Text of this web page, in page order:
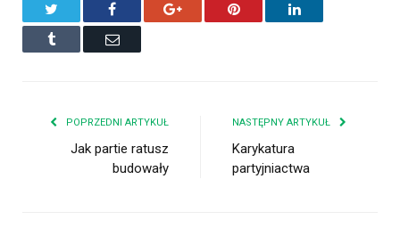
Facebook Google+ Pinterest LinkedIn
Tumblr Email
POPRZEDNI ARTYKUŁ
Jak partie ratusz
budowały
NASTĘPNY ARTYKUŁ
Karykatura
partyjniactwa